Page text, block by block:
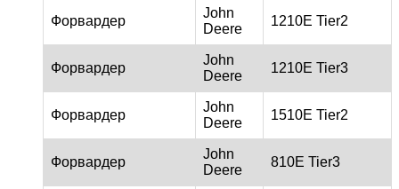
Форвардер
John
Deere
1210E Tier2
Форвардер
John
Deere
1210E Tier3
Форвардер
John
Deere
1510E Tier2
Форвардер
John
Deere
810E Tier3